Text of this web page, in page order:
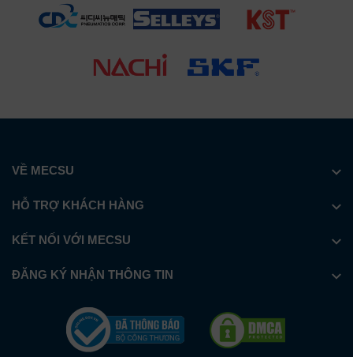
VỀ MECSU
HỖ TRỢ KHÁCH HÀNG
KẾT NỐI VỚI MECSU
ĐĂNG KÝ NHẬN THÔNG TIN